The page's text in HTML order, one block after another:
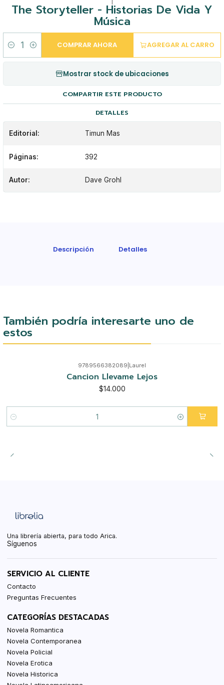
The Storyteller - Historias De Vida Y
Música
Cantidad
AGREGAR AL CARRO
COMPRAR AHORA
Mostrar stock de ubicaciones
COMPARTIR ESTE PRODUCTO
DETALLES
Editorial: Timun Mas
Páginas: 392
Autor: Dave Grohl
Descripción Detalles
También podría interesarte uno de
estos
9789566382089 Laurel
Cancion Llevame Lejos
$14.000
Cantidad
Una librería abierta, para todo Arica.
Síguenos
SERVICIO AL CLIENTE
Contacto
Preguntas Frecuentes
CATEGORÍAS DESTACADAS
Novela Romantica
Novela Contemporanea
Novela Policial
Novela Erotica
Novela Historica